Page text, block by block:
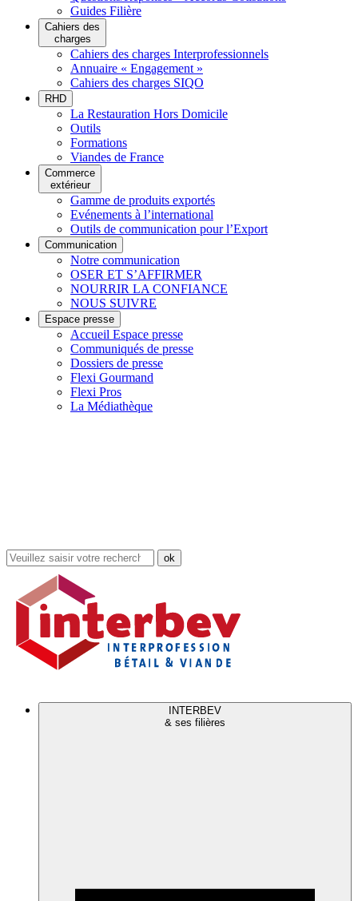
Guides Filière
Cahiers des
charges
Cahiers des charges Interprofessionnels
Annuaire « Engagement »
Cahiers des charges SIQO
RHD
La Restauration Hors Domicile
Outils
Formations
Viandes de France
Commerce
extérieur
Gamme de produits exportés
Evénements à l’international
Outils de communication pour l’Export
Communication
Notre communication
OSER ET S’AFFIRMER
NOURRIR LA CONFIANCE
NOUS SUIVRE
Espace presse
Accueil Espace presse
Communiqués de presse
Dossiers de presse
Flexi Gourmand
Flexi Pros
La Médiathèque
Rechercher
dans
site
INTERBEV
& ses filières